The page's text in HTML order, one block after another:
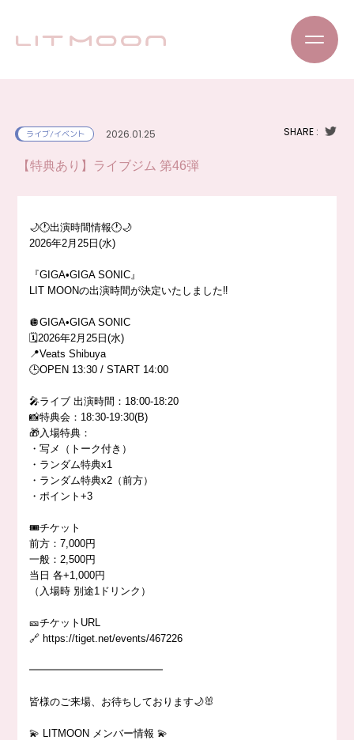
ライブ/イベント 2026.01.25 SHARE :
【特典あり】ライブジム 第46弾
🌙🕐出演時間情報🕐🌙
2026年2月25日(水)
『GIGA•GIGA SONIC』
LIT MOONの出演時間が決定いたしました‼️
🪩GIGA•GIGA SONIC
🗓️2026年2月25日(水)
📍Veats Shibuya
🕒OPEN 13:30 / START 14:00
🎤ライブ 出演時間：18:00-18:20
📸特典会：18:30-19:30(B)
🎁入場特典：
・写メ（トーク付き）
・ランダム特典x1
・ランダム特典x2（前方）
・ポイント+3
🎟️チケット
前方：7,000円
一般：2,500円
当日 各+1,000円
（入場時 別途1ドリンク）
🎫チケットURL
🔗 https://tiget.net/events/467226
━━━━━━━━━━━━━
皆様のご来場、お待ちしております🌙🐰
💫 LITMOON メンバー情報 💫